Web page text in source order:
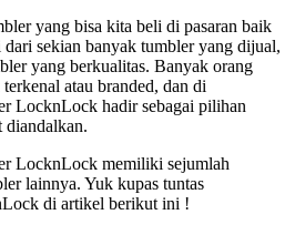
yang bisa kita beli di pasaran baik
sekian banyak tumbler yang dijual,
yang berkualitas. Banyak orang
atau branded, dan di
LocknLock hadir sebagai pilihan
diandalkan.
LocknLock memiliki sejumlah
lainnya. Yuk kupas tuntas
di artikel berikut ini !